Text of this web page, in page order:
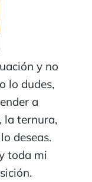
y no
lo dudes,
a
la ternura,
deseas.
toda mi